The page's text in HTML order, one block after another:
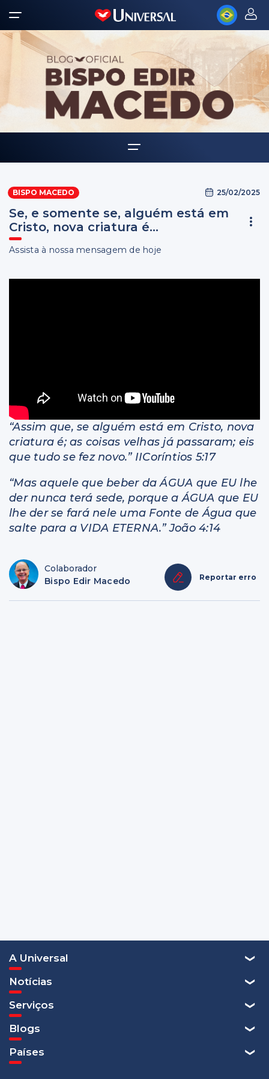
Biografia
Multimídia
Palavra Amiga
BISPO MACEDO 25/02/2025
Se, e somente se, alguém está em
Cristo, nova criatura é...
Assista à nossa mensagem de hoje
“Assim que, se alguém está em Cristo, nova
criatura é; as coisas velhas já passaram; eis
que tudo se fez novo.” IICoríntios 5:17
“Mas aquele que beber da ÁGUA que EU lhe
der nunca terá sede, porque a ÁGUA que EU
lhe der se fará nele uma Fonte de Água que
salte para a VIDA ETERNA.” João 4:14
Colaborador
Bispo Edir Macedo
Reportar erro
A Universal
Notícias
Serviços
Blogs
Países